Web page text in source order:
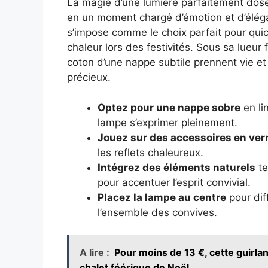
La magie d’une lumière parfaitement
en un moment chargé d’émotion et
s’impose comme le choix parfait pour
chaleur lors des festivités. Sous sa
coton d’une nappe subtile prennent vie
précieux.
Optez pour une nappe sobre en
lampe s’exprimer pleinement.
Jouez sur des accessoires en
les reflets chaleureux.
Intégrez des éléments naturels
pour accentuer l’esprit convivial.
Placez la lampe au centre pour
l’ensemble des convives.
A lire : Pour moins de 13 €, cette